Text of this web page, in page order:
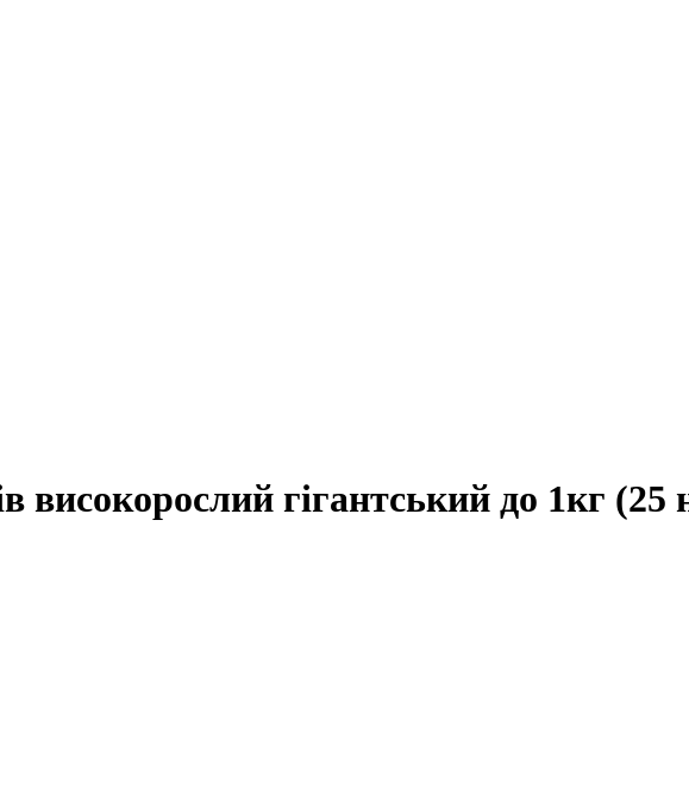
високорослий гігантський до 1кг (25